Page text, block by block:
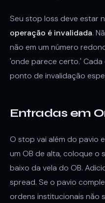
Seu stop loss deve estar
operação é invalidada.
não em um número
'onde parece certo.'
ponto de invalidação
Entradas em
O stop vai além do pavio
um OB de alta, coloque o
baixo da vela do OB.
spread. Se o pavio
ordens institucionais não